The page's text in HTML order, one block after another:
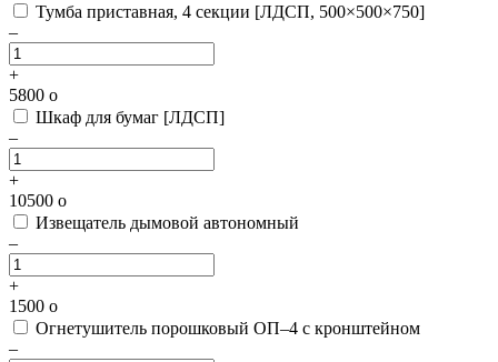
Тумба приставная, 4 секции [ЛДСП, 500×500×750]
–
+
5800 o
Шкаф для бумаг [ЛДСП]
–
+
10500 o
Извещатель дымовой автономный
–
+
1500 o
Огнетушитель порошковый ОП–4 с кронштейном
–